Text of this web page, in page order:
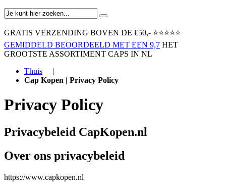
GRATIS VERZENDING BOVEN ​DE €50,-​ ⭐⭐⭐⭐⭐
GEMIDDELD BEOORDEELD MET EEN 9,7 HET
GROOTSTE ASSORTIMENT CAPS IN NL
Thuis
|
Cap Kopen | Privacy Policy
Privacy Policy
Privacybeleid CapKopen.nl
Over ons privacybeleid
https://www.capkopen.nl